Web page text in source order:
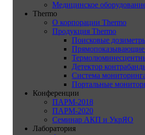
Медицинское
Thermo
О корпорации Thermo
Продукция Thermo
Поисковые
Детектор
Система
Портальные
Конференции
ПАРМ-2018
ПАРМ-2020
Семинар АКП и УкрЯО
Лаборатория